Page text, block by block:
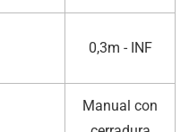
0,3m - INF
Manual con